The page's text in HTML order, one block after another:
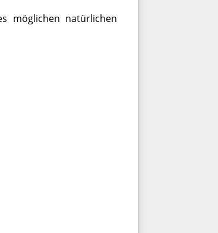
möglichen natürlichen